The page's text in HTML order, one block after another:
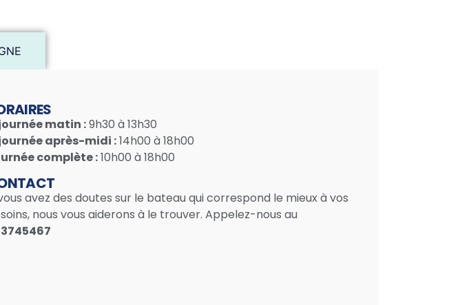
matin :9h30 à 13h30
après-midi :14h00 à 18h00
complète :10h00 à 18h00
avez des doutes sur le bateau qui correspond le mieux à vos
nous vous aiderons à le trouver. Appelez-nous au